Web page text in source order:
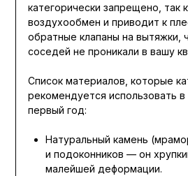
категорически запрещено, так
воздухообмен и приводит к
обратные клапаны на вытяжки,
соседей не проникали в вашу
Список материалов, которые
рекомендуется использовать
первый год:
Натуральный камень
и подоконников — он
малейшей деформации.